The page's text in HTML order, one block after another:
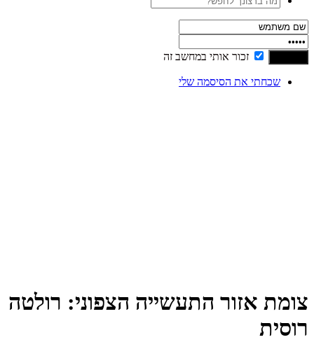
זכור אותי במחשב זה
שכחתי את הסיסמה שלי
צומת אזור התעשייה הצפוני: רולטה
רוסית